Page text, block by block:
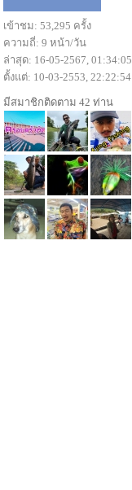
เข้าชม: 53,295 ครั้ง
ความถี่: 9 หน้า/วัน
ล่าสุด: 16-05-2567, 01:34:05
ตั้งแต่: 10-03-2553, 22:22:54
มีสมาชิกติดตาม 42 ท่าน